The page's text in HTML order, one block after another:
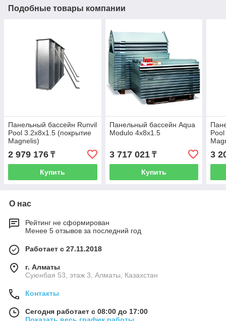
Подобные товары компании
Панельный бассейн Runvil
Pool 3.2x8x1.5 (покрытие
Magnelis)
2 979 176 ₸
Купить
Панельный бассейн Aqua
Modulo 4x8x1.5
3 717 021₸
Купить
3
О нас
Рейтинг не сформирован
Менее 5 отзывов за последний год
Работает с 27.11.2018
г. Алматы
Суюнбая 53, этаж 3, Алматы, Казахстан
Контакты
Сегодня работает с 08:00 до 17:00